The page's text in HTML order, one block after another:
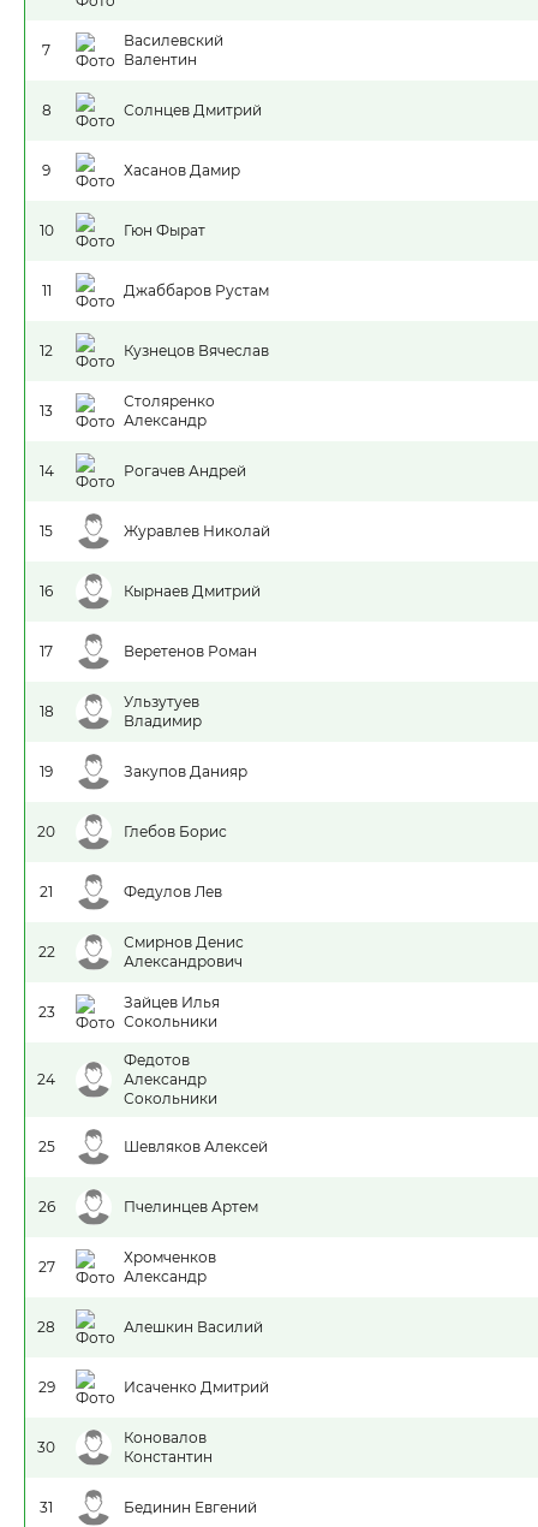
7
Василевский
Валентин
8 Солнцев Дмитрий
9 Хасанов Дамир
10 Гюн Фырат
11 Джаббаров Рустам
12 Кузнецов Вячеслав
13
Столяренко
Александр
14 Рогачев Андрей
15 Журавлев Николай
16 Кырнаев Дмитрий
17 Веретенов Роман
18
Ульзутуев
Владимир
19 Закупов Данияр
20 Глебов Борис
21 Федулов Лев
22
Смирнов Денис
Александрович
23
Зайцев Илья
Сокольники
24
Федотов
Александр
Сокольники
25 Шевляков Алексей
26 Пчелинцев Артем
27
Хромченков
Александр
28 Алешкин Василий
29 Исаченко Дмитрий
30
Коновалов
Константин
31 Бединин Евгений